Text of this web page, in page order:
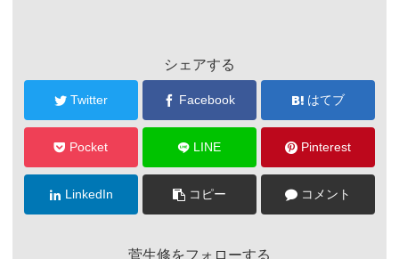
シェアする
Twitter Facebook はてブ
Pocket LINE Pinterest
LinkedIn コピー コメント
菅生修をフォローする